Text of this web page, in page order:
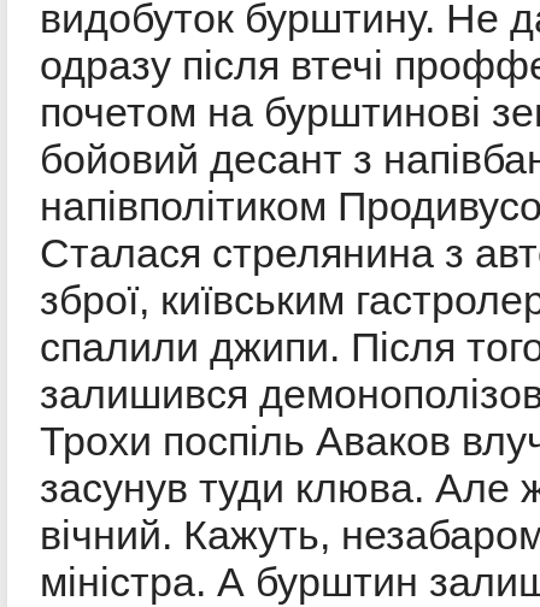
видобуток бурштину. Не
одразу після втечі
почетом на бурштинові
бойовий десант з
напівполітиком
Сталася стрелянина з
зброї, київським
спалили джипи. Після
залишився
Трохи поспіль Аваков
засунув туди клюва. Але
вічний. Кажуть,
міністра. А бурштин